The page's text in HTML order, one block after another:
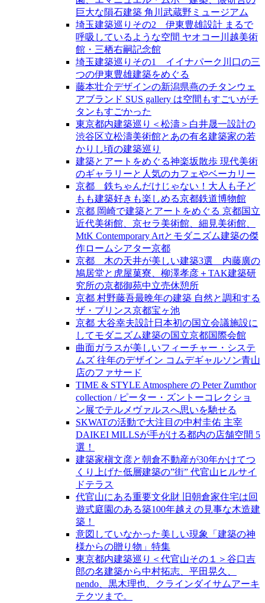
巨大な隕石建築 角川武蔵野ミュージアム
埼玉建築巡りその2 伊東豊雄設計 まるで
呼吸しているような空間 ヤオコー川越美術
館・三栖右嗣記念館
埼玉建築巡りその1 イイナパーク川口の三
つの伊東豊雄建築をめぐる
藤本壮介デザインの新潟県燕のチタンウェ
アブランド SUS gallery は空間もすごいがチ
タンもすごかった
東京都内建築巡り＜松濤＞白井晟一設計の
渋谷区立松濤美術館とあの有名建築家の若
かりし頃の建築巡り
建築とアートをめぐる神楽坂散歩 現代美術
のギャラリーと人気のカフェやベーカリー
京都 鉄ちゃんだけじゃない！大人も子ど
もも建築好きも楽しめる京都鉄道博物館
京都 岡崎で建築とアートをめぐる 京都国立
近代美術館、京セラ美術館、細見美術館、
MtK Contemporary Artとモダニズム建築の傑
作ロームシアター京都
京都 木の天井が美しい建築3選 内藤廣の
鳩居堂と虎屋菓寮、柳澤孝彦＋TAK建築研
究所の京都御苑中立売休憩所
京都 村野藤吾最晩年の建築 自然と調和する
ザ・プリンス京都宝ヶ池
京都 大谷幸夫設計日本初の国立会議施設に
してモダニズム建築の国立京都国際会館
曲面ガラスが美しいフィーチャー・システ
ムズ 往年のデザイン コムデギャルソン青山
店のファサード
TIME & STYLE Atmosphere の Peter Zumthor
collection / ピーター・ズントーコレクショ
ン展でテルメヴァルスへ思いを馳せる
SKWATの活動で大注目の中村圭佑 主宰
DAIKEI MILLSが手がける都内の店舗空間 5
選！
建築家槇文彦と朝倉不動産が30年かけてつ
くり上げた低層建築の”街” 代官山ヒルサイ
ドテラス
代官山にある重要文化財 旧朝倉家住宅は回
遊式庭園のある築100年越えの見事な木造建
築！
意図していなかった美しい現象「建築の神
様からの贈り物」特集
東京都内建築巡り＜代官山その１＞谷口吉
郎の名建築から中村拓志、平田晃久、
nendo、黒木理也、クラインダイサムアーキ
テクツまで。